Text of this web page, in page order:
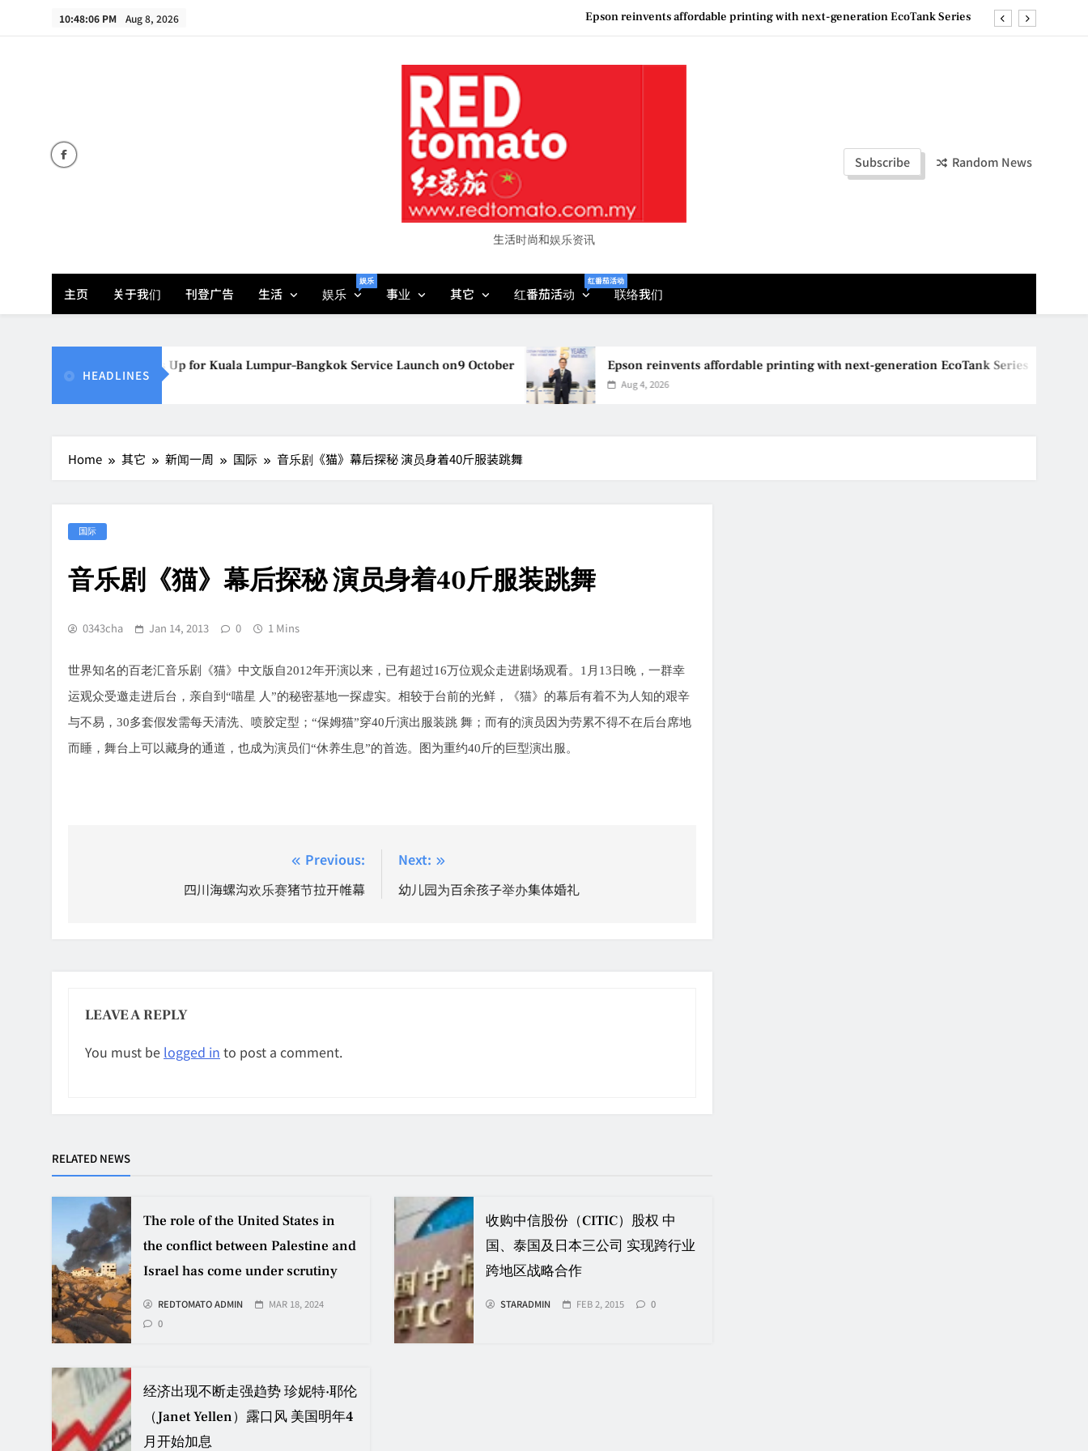
10:48:06 PM Aug 8, 2026 Epson reinvents affordable printing with next-generation EcoTank Series
Epson reinvents affordable printing with next-generation EcoTank Series
“See Her Heal – 1,000 Untold Stories” 为马来西亚妈妈提供分享剖腹产复原历程的空间
生活时尚和娱乐资讯
Subscribe Random News
主页 关于我们 刊登广告 生活 娱乐
娱乐
事业 其它 红番茄活动
红番茄活动
联络我们
HEADLINES
Vietjet Thailand Gears Up for Kuala Lumpur–Bangkok Service Launch on9 October
Aug 7, 2026
Epson reinvents affordable printing with next-generation EcoTank Series
Aug 4, 2026
Home 其它 新闻一周 国际 音乐剧《猫》幕后探秘 演员身着40斤服装跳舞
国际
音乐剧《猫》幕后探秘 演员身着40斤服装跳舞
0343cha Jan 14, 2013 0 1 Mins
世界知名的百老汇音乐剧《猫》中文版自2012年开演以来，已有超过16万位观众走进剧场观看。 1月 13 日晚，一群幸
运观众受邀走进后台，亲自到 “喵星 人”的秘密基地一探虚实。相较于台前的光鲜，《猫》的幕后有着不为人知的艰辛
与不易， 30多套假发需每天清洗、喷胶定型； “保姆猫”穿40斤演出服装跳 舞；而有的演员因为劳累不得不在后台席地
而睡，舞台上可以藏身的通道，也成为演员们“休养生息”的首选。图为重约40斤的巨型演出服。
Previous:
四川海螺沟欢乐赛猪节拉开帷幕
Next:
幼儿园为百余孩子举办集体婚礼
LEAVE A REPLY
You must be logged in to post a comment.
RELATED NEWS
The role of the United States in
the conflict between Palestine and
Israel has come under scrutiny
REDTOMATO ADMIN
MAR 18, 2024
0
收购中信股份（CITIC）股权 中
国、泰国及日本三公司 实现跨行业
跨地区战略合作
STARADMIN FEB 2, 2015 0
经济出现不断走强趋势 珍妮特·耶伦
（Janet Yellen）露口风 美国明年4
月开始加息